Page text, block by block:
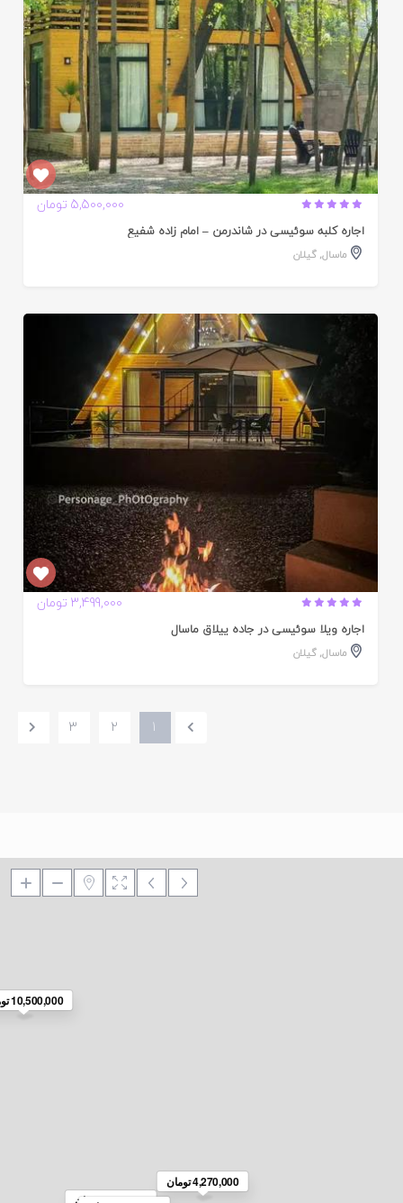
4,270,000 تومان
10,500,000 تومان
5,500,000 تومان
اجاره کلبه سوئیسی در شاندرمن – امام زاده شفیع
ماسال,گیلان
3,499,000 تومان
اجاره ویلا سوئیسی در جاده ییلاق ماسال
ماسال,گیلان
1
2
3